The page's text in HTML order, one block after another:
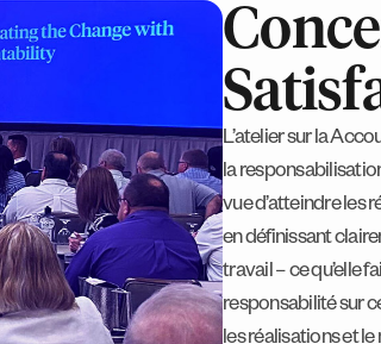
L’atelier sur la
la
vue d’atteindre les
en définissant
travail – ce qu’elle
responsabilité sur